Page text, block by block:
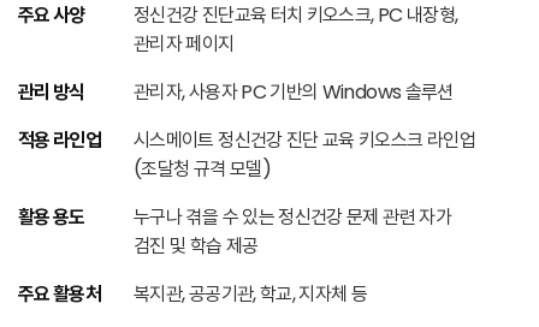
주요 사양
정신건강 진단교육 터치 키오스크, PC 내장형,
관리자 페이지
관리 방식
관리자, 사용자 PC 기반의 Windows 솔루션
적용 라인업
시스메이트 정신건강 진단 교육 키오스크 라인업
(조달청 규격 모델)
활용 용도
누구나 겪을 수 있는 정신건강 문제 관련 자가
검진 및 학습 제공
주요 활용처
복지관, 공공기관, 학교, 지자체 등